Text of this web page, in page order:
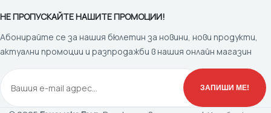
НЕ ПРОПУСКАЙТЕ НАШИТЕ ПРОМОЦИИ!
Абонирайте се за нашия бюлетин за новини, нови продукти,
актуални промоции и разпродажби в нашия онлайн магазин
ЗАПИШИ МЕ!